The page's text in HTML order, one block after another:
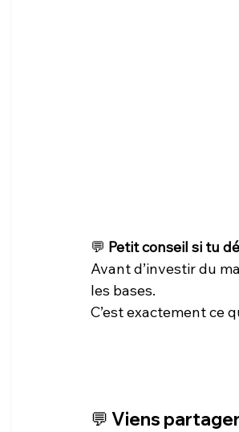
💬 Petit conseil si tu
Avant d’investir du
les bases.
C’est exactement ce
💬 Viens